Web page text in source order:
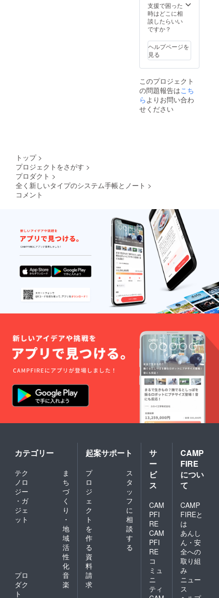
支援で困った
時はどこに相
談したらいい
ですか？
ヘルプページを
見る
このプロジェクト
の問題報告はこち
ら よりお問い合わ
せください
トップ >
プロジェクトをさがす >
プロダクト >
全く新しいタイプのシステム手帳とノート >
コメント
カテゴリー
テク
ノロ
ジー
・ガ
ジェ
ット
ま
ち
づ
く
り
・
地
域
活
性
化
プロ
ダク
ト
音
楽
起案サポート
プ
ロ
ジ
ェ
ク
ト
を
作
る
ス
タ
ッ
フ
に
相
談
す
る
資
料
請
求
サ
ー
ビ
ス
CAM
PFI
RE
CAM
PFI
RE
コ
ミュ
ニ
ティ
CAMP
FIRE
につい
て
CAMP
FIREと
は
あんし
ん・安
全への
取り組
み
ニュー
ス